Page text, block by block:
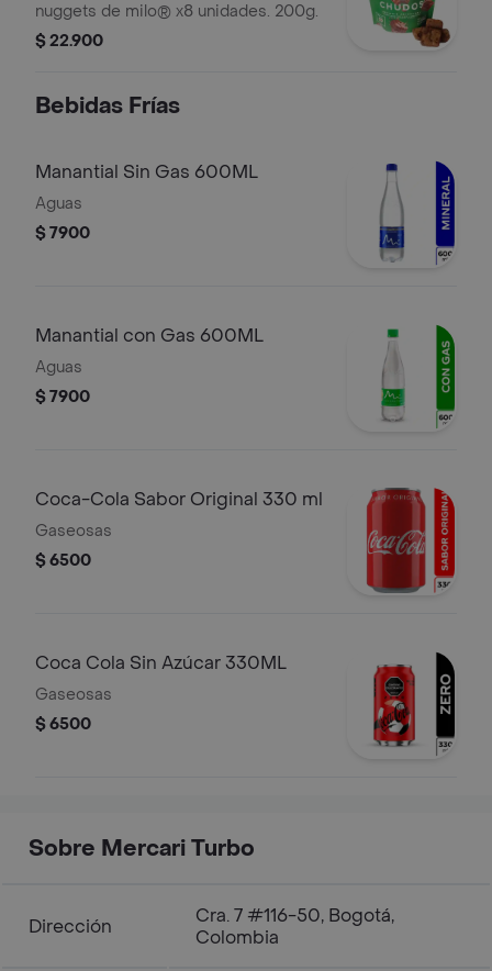
nuggets de milo® x8 unidades. 200g.
$ 22.900
Bebidas Frías
Manantial Sin Gas 600ML
Aguas
$ 7900
Manantial con Gas 600ML
Aguas
$ 7900
Coca-Cola Sabor Original 330 ml
Gaseosas
$ 6500
Coca Cola Sin Azúcar 330ML
Gaseosas
$ 6500
Sobre Mercari Turbo
Dirección
Cra. 7 #116-50, Bogotá,
Colombia